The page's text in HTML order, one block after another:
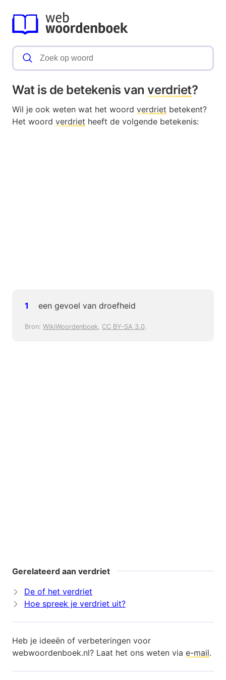
Wat is de betekenis vanverdriet?
Wil je ook weten wat het woord verdriet betekent?
Het woord verdriet heeft de volgende betekenis:
een gevoel van droefheid
Bron: WikiWoordenboek, CC BY-SA 3.0.
Gerelateerd aan verdriet
De of het verdriet
Hoe spreek je verdriet uit?
Heb je ideeën of verbeteringen voor
webwoordenboek.nl? Laat het ons weten via e-mail.